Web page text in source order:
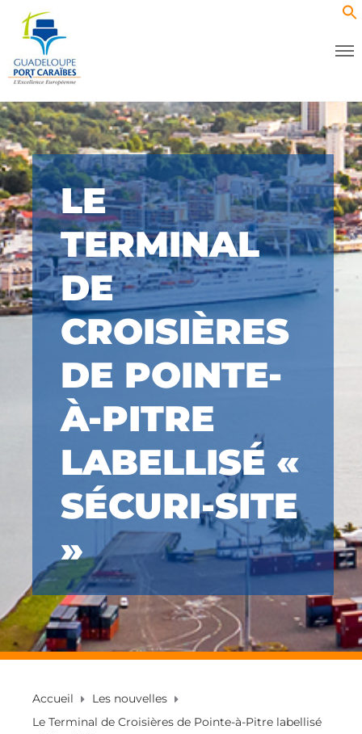
LE
TERMINAL
DE
CROISIÈRES
DE POINTE-
À-PITRE
LABELLISÉ «
SÉCURI-SITE
»
Accueil
Les nouvelles
Le Terminal de Croisières de Pointe-à-Pitre labellisé